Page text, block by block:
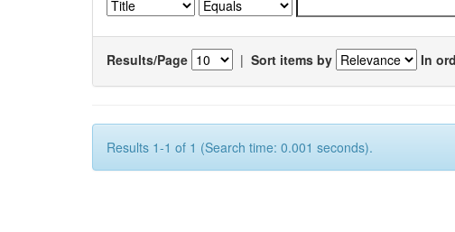
Results/Page | Sort items by In
Results 1-1 of 1 (Search time: 0.001 seconds).